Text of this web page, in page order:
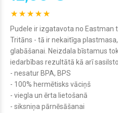
Pudele ir izgatavota no Eastman
Tritāns - tā ir nekaitīga
glabāšanai. Neizdala bīstamus
iedarbības rezultātā kā arī
- nesatur BPA, BPS
- 100% hermētisks vāciņš
- viegla un ērta lietošanā
- siksniņa pārnēsāšanai